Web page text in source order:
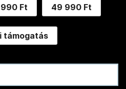
Ft 49 990 Ft
támogatás